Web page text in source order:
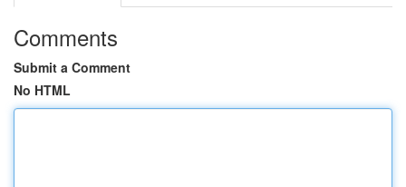
Comments
Submit a Comment
No HTML